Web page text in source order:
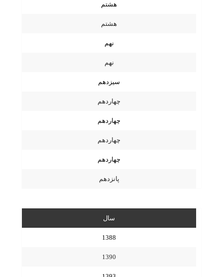
هشتم
هشتم
نهم
نهم
سیزدهم
چهاردهم
چهاردهم
چهاردهم
چهاردهم
پانزدهم
سال
1388
1390